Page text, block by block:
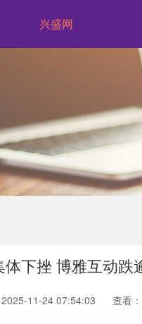
兴盛网
下挫 博雅互动跌
2025-11-24 07:54:03 查看